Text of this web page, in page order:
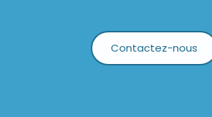
Contactez-nous